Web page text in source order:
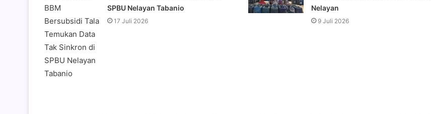
SPBU Nelayan Tabanio
17 Juli 2026
Nelayan
9 Juli 2026